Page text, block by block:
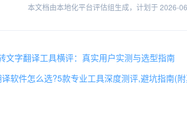
本文档由本地化平台评估组生成，计划于 2026-
文字翻译工具横评：真实用户实测与选型指南
软件怎么选?5款专业工具深度测评,避坑指南(